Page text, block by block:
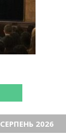
СЕРПЕНЬ 2026